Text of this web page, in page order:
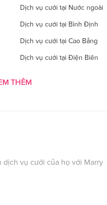
Dịch vụ cưới tại Nước ngoài
Dịch vụ cưới tại Bình Định
Dịch vụ cưới tại Cao Bằng
Dịch vụ cưới tại Điện Biên
Dịch vụ cưới tại Ninh Bình
THÊM
vụ cưới của họ với Marry